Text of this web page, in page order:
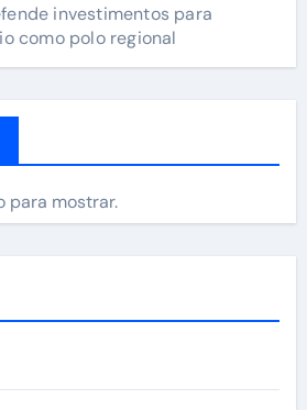
investimentos para
como polo regional
para mostrar.